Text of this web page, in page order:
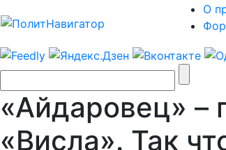
О
«Айдаровец» –
«Висла». Так